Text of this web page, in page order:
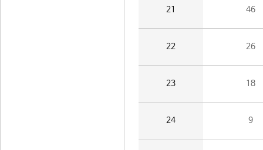
21 46
22 26
23 18
24 9